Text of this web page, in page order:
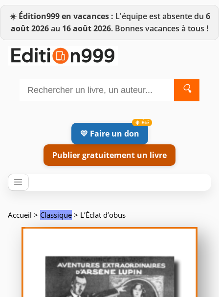
☀️ Édition999 en vacances : L'équipe est absente du 6
août 2026au 16 août 2026. Bonnes vacances à tous !
🔍
💛 Faire un don
Publier gratuitement un livre
Accueil > Classique > L’Éclat d’obus